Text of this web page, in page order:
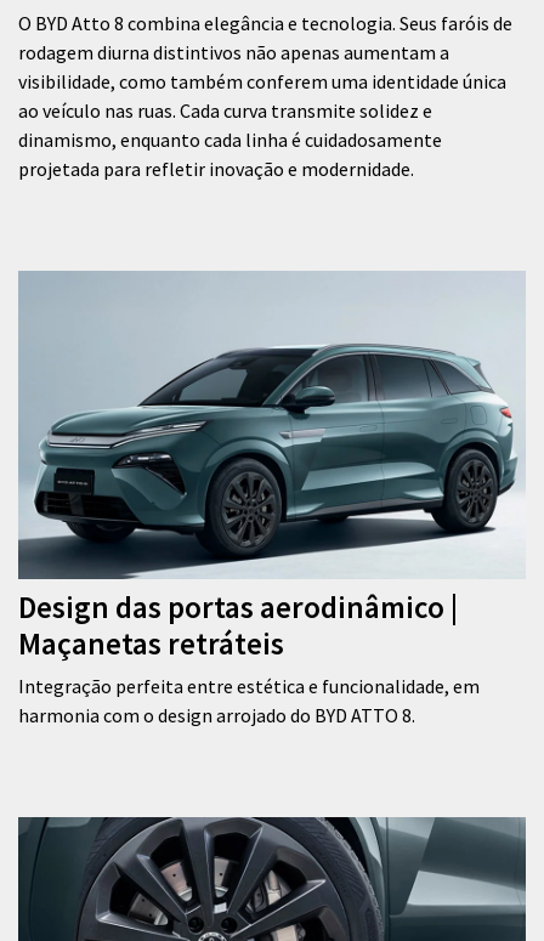
O BYD Atto 8 combina elegância e tecnologia. Seus faróis de
rodagem diurna distintivos não apenas aumentam a
visibilidade, como também conferem uma identidade única
ao veículo nas ruas. Cada curva transmite solidez e
dinamismo, enquanto cada linha é cuidadosamente
projetada para refletir inovação e modernidade.
Design das portas aerodinâmico |
Maçanetas retráteis
Integração perfeita entre estética e funcionalidade, em
harmonia com o design arrojado do BYD ATTO 8.